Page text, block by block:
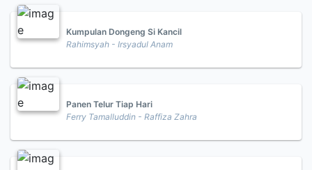
Kumpulan Dongeng Si Kancil
Rahimsyah - Irsyadul Anam
Panen Telur Tiap Hari
Ferry Tamalluddin - Raffiza Zahra